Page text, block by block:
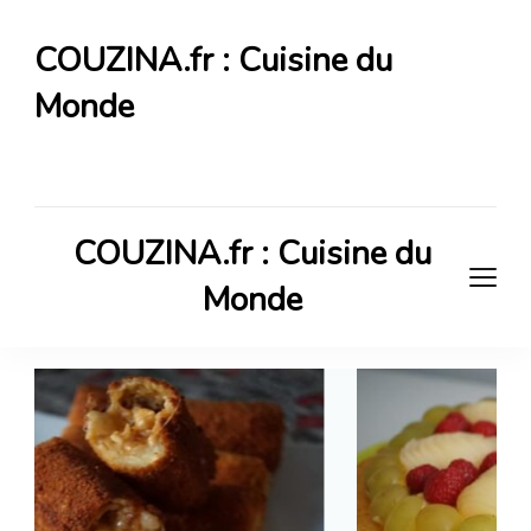
COUZINA.fr : Cuisine du
Monde
COUZINA.fr : Cuisine du
Monde